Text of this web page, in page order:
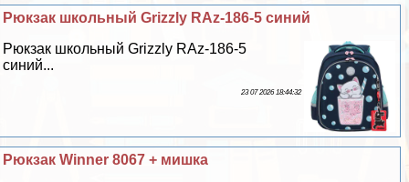
Рюкзак школьный Grizzly RAz-186-5 синий
Рюкзак школьный Grizzly RAz-186-5
синий...
23 07 2026 18:44:32
Рюкзак Winner 8067 + мишка